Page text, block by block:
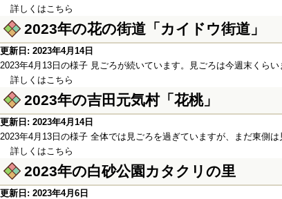
詳しくはこちら
2023年の花の街道「カイドウ街道」
更新日: 2023年4月14日
2023年4月13日の様子 見ごろが続いています。見ごろは今週末くら
詳しくはこちら
2023年の吉田元気村「花桃」
更新日: 2023年4月14日
2023年4月13日の様子 全体では見ごろを過ぎていますが、まだ東側
詳しくはこちら
2023年の白砂公園カタクリの里
更新日: 2023年4月6日